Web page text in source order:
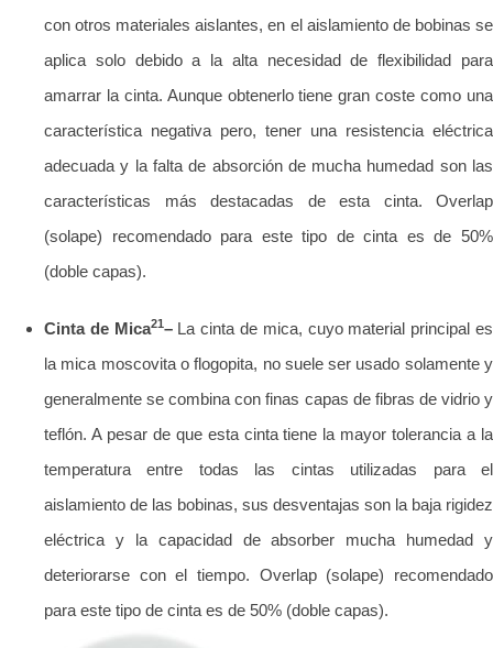
con otros materiales aislantes, en el aislamiento de bobinas se
aplica solo debido a la alta necesidad de flexibilidad para
amarrar la cinta. Aunque obtenerlo tiene gran coste como una
característica negativa pero, tener una resistencia eléctrica
adecuada y la falta de absorción de mucha humedad son las
características más destacadas de esta cinta. Overlap
(solape) recomendado para este tipo de cinta es de 50%
(doble capas).
Cinta de Mica21 – La cinta de mica, cuyo material principal es
la mica moscovita o flogopita, no suele ser usado solamente y
generalmente se combina con finas capas de fibras de vidrio y
teflón. A pesar de que esta cinta tiene la mayor tolerancia a la
temperatura entre todas las cintas utilizadas para el
aislamiento de las bobinas, sus desventajas son la baja rigidez
eléctrica y la capacidad de absorber mucha humedad y
deteriorarse con el tiempo. Overlap (solape) recomendado
para este tipo de cinta es de 50% (doble capas).